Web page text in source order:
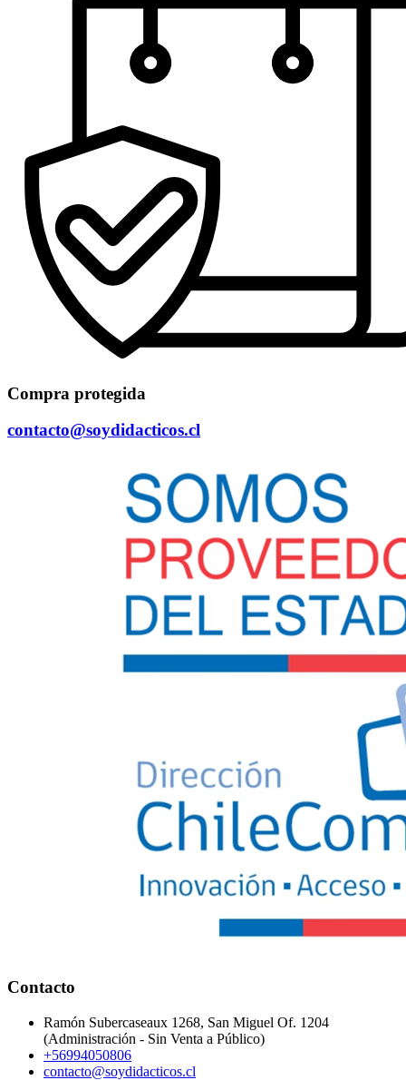
Compra protegida
contacto@soydidacticos.cl
Contacto
Ramón Subercaseaux 1268, San Miguel Of. 1204
(Administración - Sin Venta a Público)
+56994050806
contacto@soydidacticos.cl